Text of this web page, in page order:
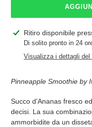
Inserimento
prodotto
Ritiro disponibile
Di solito pronto in 24
Visualizza i dettagli del
Pinneapple Smoothie by
Succo d'Ananas fresco
decisi. La sua
ammorbidite da un